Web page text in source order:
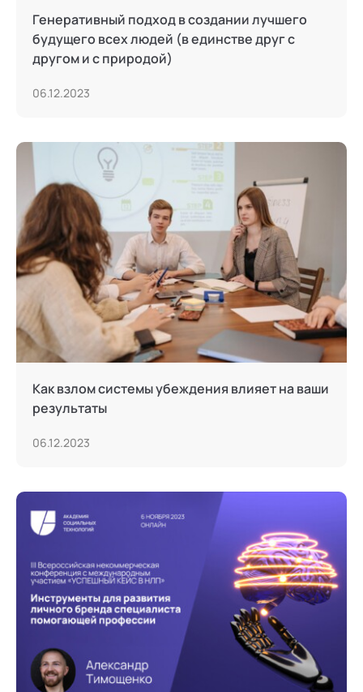
Генеративный подход в создании лучшего
будущего всех людей (в единстве друг с
другом и с природой)
06.12.2023
Как взлом системы убеждения влияет на ваши
результаты
06.12.2023